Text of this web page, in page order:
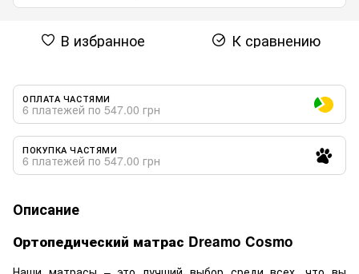
В избранное К сравнению
ОПЛАТА ЧАСТЯМИ
6 платежей по 547.00 грн
ПОКУПКА ЧАСТЯМИ
6 платежей по 547.00 грн
Описание
Ортопедический матрас Dreamo Cosmo